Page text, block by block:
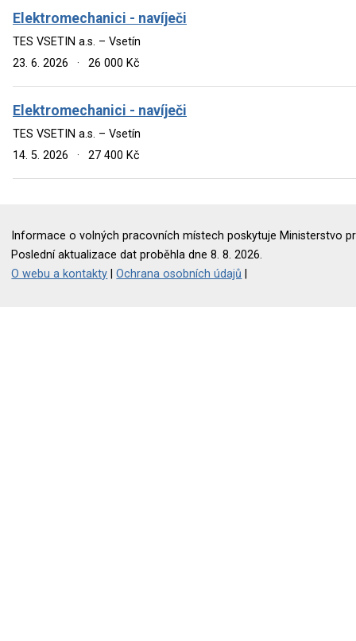
Elektromechanici - navíječi
TES VSETIN a.s. – Vsetín
23. 6. 2026
· 26 000 Kč
Elektromechanici - navíječi
TES VSETIN a.s. – Vsetín
14. 5. 2026
· 27 400 Kč
Informace o volných pracovních místech poskytuje Ministerstvo
Poslední aktualizace dat proběhla dne 8. 8. 2026.
O webu a kontakty |Ochrana osobních údajů